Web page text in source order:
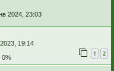
2024, 23:03
19:14
1 2
0%